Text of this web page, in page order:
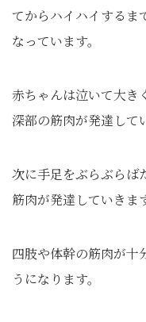
てからハイハイするま
なっています。
赤ちゃんは泣いて大き
深部の筋肉が発達して
次に手足をぶらぶらば
筋肉が発達していきま
四肢や体幹の筋肉が十
うになります。